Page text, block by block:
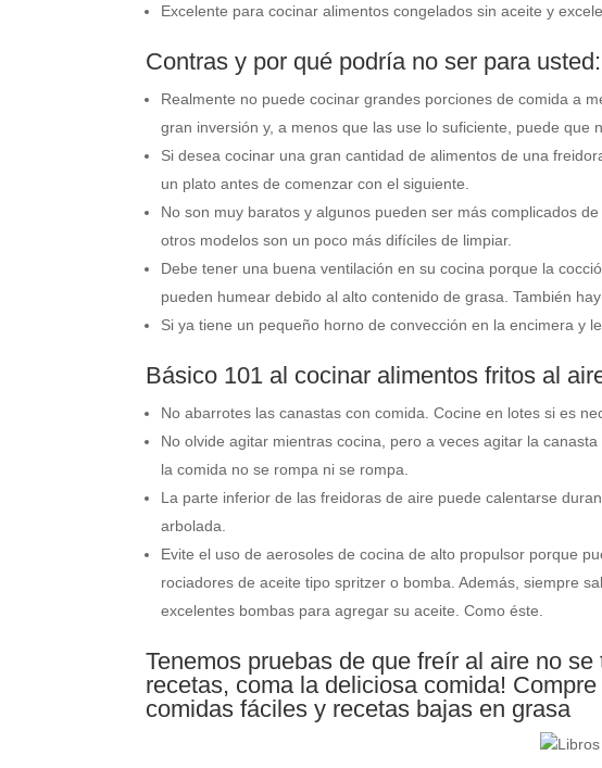
Excelente para cocinar alimentos congelados sin aceite y
Contras y por qué podría no ser para usted:
Realmente no puede cocinar grandes porciones de comida a
gran inversión y, a menos que las use lo suficiente, puede que
Si desea cocinar una gran cantidad de alimentos de una
un plato antes de comenzar con el siguiente.
No son muy baratos y algunos pueden ser más complicados
otros modelos son un poco más difíciles de limpiar.
Debe tener una buena ventilación en su cocina porque la
pueden humear debido al alto contenido de grasa. También
Si ya tiene un pequeño horno de convección en la encimera y
Básico 101 al cocinar alimentos fritos al
No abarrotes las canastas con comida. Cocine en lotes si es
No olvide agitar mientras cocina, pero a veces agitar la
la comida no se rompa ni se rompa.
La parte inferior de las freidoras de aire puede calentarse
arbolada.
Evite el uso de aerosoles de cocina de alto propulsor porque
rociadores de aceite tipo spritzer o bomba. Además, siempre
excelentes bombas para agregar su aceite. Como éste.
Tenemos pruebas de que freír al aire no
recetas, coma la deliciosa comida!
comidas fáciles y recetas bajas en grasa